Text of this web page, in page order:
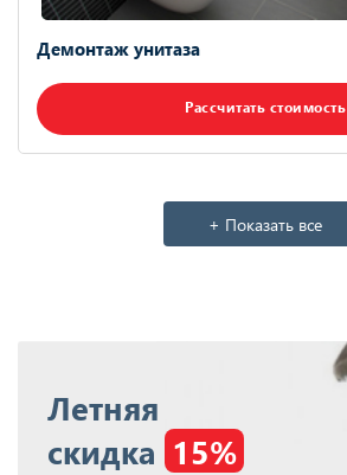
Демонтаж унитаза
Рассчитать стоимость
+ Показать все
Летняя
скидка 15%